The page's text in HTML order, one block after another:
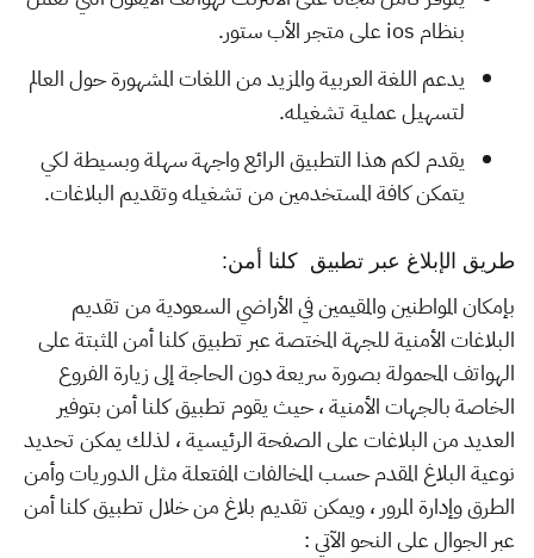
بنظام ios على متجر الأب ستور.
يدعم اللغة العربية والمزيد من اللغات المشهورة حول العالم
لتسهيل عملية تشغيله.
يقدم لكم هذا التطبيق الرائع واجهة سهلة وبسيطة لكي
يتمكن كافة المستخدمين من تشغيله وتقديم البلاغات.
طريق الإبلاغ عبر تطبيق كلنا أمن:
بإمكان المواطنين والمقيمين في الأراضي السعودية من تقديم
البلاغات الأمنية للجهة المختصة عبر تطبيق كلنا أمن المثبتة على
الهواتف المحمولة بصورة سريعة دون الحاجة إلى زيارة الفروع
الخاصة بالجهات الأمنية ، حيث يقوم تطبيق كلنا أمن بتوفير
العديد من البلاغات على الصفحة الرئيسية ، لذلك يمكن تحديد
نوعية البلاغ المقدم حسب المخالفات المفتعلة مثل الدوريات وأمن
الطرق وإدارة المرور ، ويمكن تقديم بلاغ من خلال تطبيق كلنا أمن
عبر الجوال على النحو الآتي :